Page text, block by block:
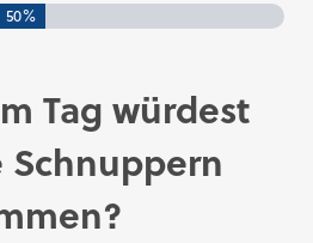
50%
Tag würdest